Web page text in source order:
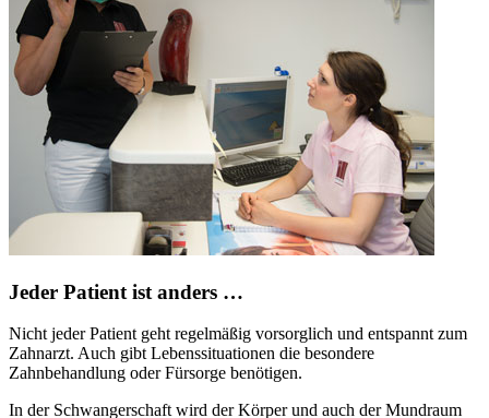
Jeder Patient ist anders …
Nicht jeder Patient geht regelmäßig vorsorglich und entspannt zum
Zahnarzt. Auch gibt Lebenssituationen die besondere
Zahnbehandlung oder Fürsorge benötigen.
In der Schwangerschaft wird der Körper und auch der Mundraum